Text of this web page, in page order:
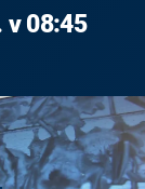
v 08:45